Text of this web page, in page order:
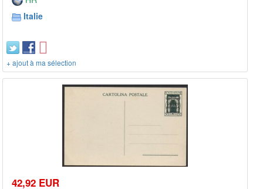
Italie
+ ajout à ma sélection
42,92 EUR